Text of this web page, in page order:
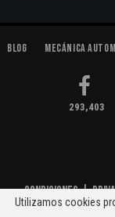
Blog Mecánica
293,403
Condiciones|
Utilizamos cookies